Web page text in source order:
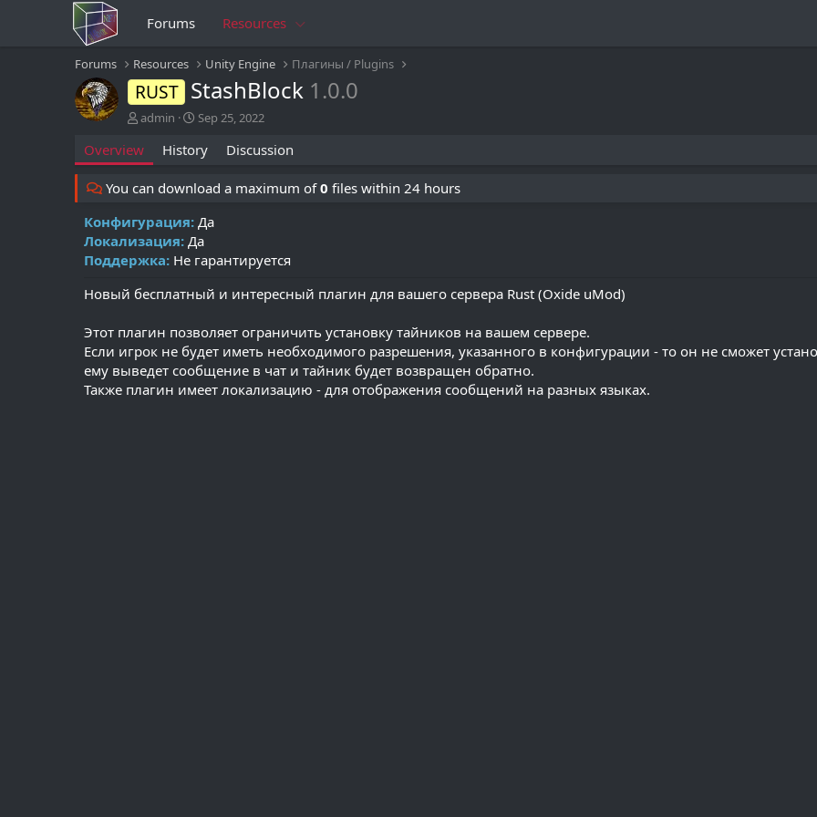
Forums Resources
Forums Resources Unity Engine Плагины / Plugins
RUST StashBlock 1.0.0
A
t
h
o
admin
C
e
t
o
n
d
a
e
Sep 25, 2022
Overview History Discussion
You can download a maximum of0 files within 24 hours
Конфигурация: Да
Локализация: Да
Поддержка: Не гарантируется
Новый бесплатный и интересный плагин для вашего сервера Rust (Oxide uMod)
Этот плагин позволяет ограничить установку тайников на вашем сервере.
Если игрок не будет иметь необходимого разрешения, указанного в конфигурации - то он не сможет
ему выведет сообщение в чат и тайник будет возвращен обратно.
Также плагин имеет локализацию - для отображения сообщений на разных языках.